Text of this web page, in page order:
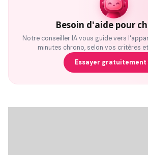
Besoin d'aide pour
Notre conseiller IA vous guide vers
minutes chrono, selon vos critères
Essayer gratuitement